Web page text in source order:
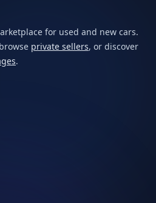
for used and new cars.
private sellers, or discover
.